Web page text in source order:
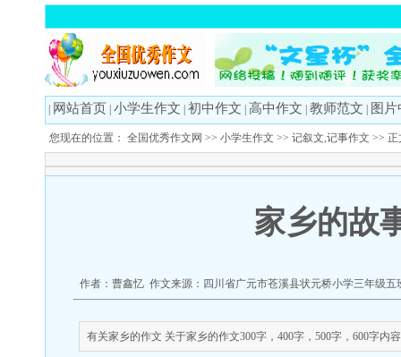
网站首页 小学生作文 初中作文 高中作文 教师范文 图
您现在的位置： 全国优秀作文网 >> 小学生作文 >> 记叙文,记事作文 >>
家乡的故
作者：曹鑫忆 作文来源：四川省广元市苍溪县状元桥小学三年级
有关家乡的作文 关于家乡的作文300字，400字，500字，600字内